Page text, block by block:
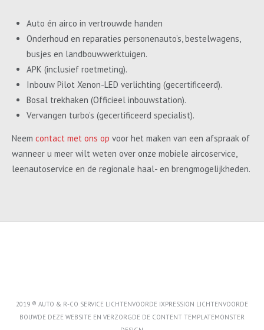
Auto én airco in vertrouwde handen
Onderhoud en reparaties personenauto’s, bestelwagens,
busjes en landbouwwerktuigen.
APK (inclusief roetmeting).
Inbouw Pilot Xenon-LED verlichting (gecertificeerd).
Bosal trekhaken (Officieel inbouwstation).
Vervangen turbo’s (gecertificeerd specialist).
Neem contact met ons op voor het maken van een afspraak of
wanneer u meer wilt weten over onze mobiele aircoservice,
leenautoservice en de regionale haal- en brengmogelijkheden.
2019 ® AUTO & R-CO SERVICE LICHTENVOORDE IXPRESSION LICHTENVOORDE
BOUWDE DEZE WEBSITE EN VERZORGDE DE CONTENT TEMPLATEMONSTER